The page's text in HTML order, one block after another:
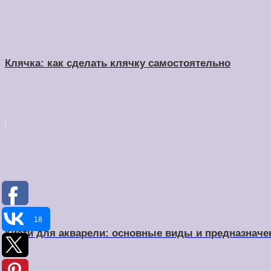
Клячка: как сделать клячку самостоятельно
Кисти для акварели: основные виды и
18